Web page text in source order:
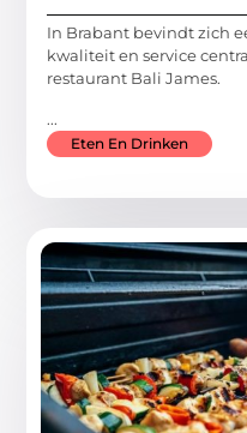
In Brabant bevindt zich
kwaliteit en service
restaurant Bali James.
...
Eten En Drinken